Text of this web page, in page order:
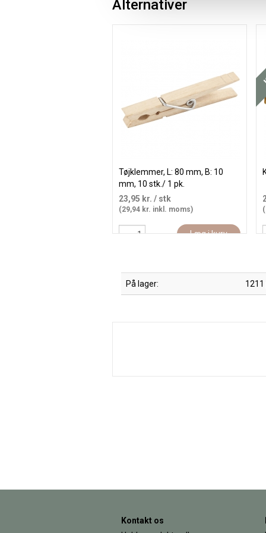
Alternativer
Tøjklemmer, L: 80 mm, B: 10
mm, 10 stk./ 1 pk.
23,95 kr. / stk
(29,94 kr. inkl. moms)
Læg i kurv
På lager: 1211
Kontakt os